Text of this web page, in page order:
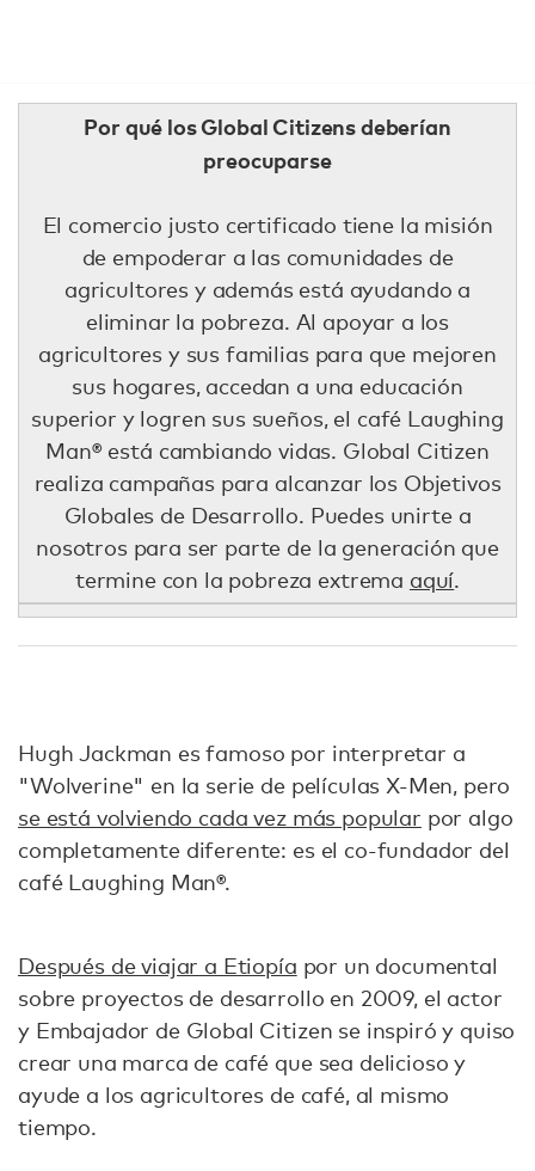
Por qué los Global Citizens deberían
preocuparse
El comercio justo certificado tiene la misión
de empoderar a las comunidades de
agricultores y además está ayudando a
eliminar la pobreza. Al apoyar a los
agricultores y sus familias para que mejoren
sus hogares, accedan a una educación
superior y logren sus sueños, el café Laughing
Man® está cambiando vidas. Global Citizen
realiza campañas para alcanzar los Objetivos
Globales de Desarrollo. Puedes unirte a
nosotros para ser parte de la generación que
termine con la pobreza extrema aquí.
Hugh Jackman es famoso por interpretar a
"Wolverine" en la serie de películas X-Men, pero
se está volviendo cada vez más popular por algo
completamente diferente: es el co-fundador del
café Laughing Man®.
Después de viajar a Etiopía por un documental
sobre proyectos de desarrollo en 2009, el actor
y Embajador de Global Citizen se inspiró y quiso
crear una marca de café que sea delicioso y
ayude a los agricultores de café, al mismo
tiempo.